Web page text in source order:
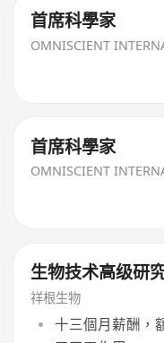
首席科學家
OMNISCIENT
首席科學家
OMNISCIENT
生物技术高级研
祥根生物
十三個月薪酬，